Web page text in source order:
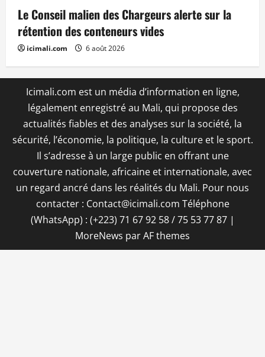
Le Conseil malien des Chargeurs alerte sur la
rétention des conteneurs vides
icimali.com 6 août 2026
Icimali.com est un média d’information en ligne,
légalement enregistré au Mali, qui propose des
actualités fiables et des analyses sur la société, la
sécurité, l’économie, la politique, la culture et le sport.
Il s’adresse à un large public en offrant une
couverture nationale, africaine et internationale, avec
un regard ancré dans les réalités du Mali. Pour nous
contacter : Contact@icimali.com Téléphone
(WhatsApp) : (+223) 71 67 92 58 / 75 53 77 87 |
MoreNews par AF themes